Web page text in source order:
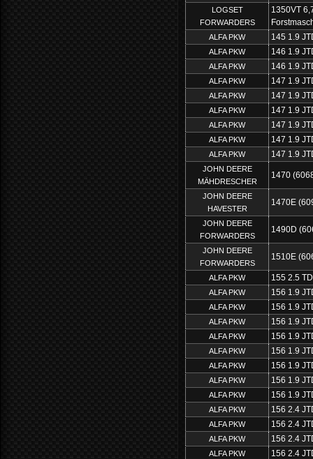
LOGSET
FORWARDERS
1350VT
ALFA PKW 145 1.9
ALFA PKW 146 1.9
ALFA PKW 146 1.9
ALFA PKW 147 1.9
ALFA PKW 147 1.9
ALFA PKW 147 1.9
ALFA PKW 147 1.9
ALFA PKW 147 1.9
ALFA PKW 147 1.9
JOHN DEERE
MÄHDRESCHER
1470
JOHN DEERE
HAVESTER
1470E
JOHN DEERE
FORWARDERS
1490D
JOHN DEERE
FORWARDERS
1510E
ALFA PKW 155 2.5 TD
ALFA PKW 156 1.9
ALFA PKW 156 1.9
ALFA PKW 156 1.9
ALFA PKW 156 1.9
ALFA PKW 156 1.9
ALFA PKW 156 1.9
ALFA PKW 156 1.9
ALFA PKW 156 1.9
ALFA PKW 156 2.4
ALFA PKW 156 2.4
ALFA PKW 156 2.4
ALFA PKW 156 2.4